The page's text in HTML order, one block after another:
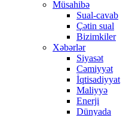
Müsahibə
Sual-cavab
Çətin sual
Bizimkiler
Xəbərlər
Siyasət
Cəmiyyət
İqtisadiyyat
Maliyyə
Enerji
Dünyada